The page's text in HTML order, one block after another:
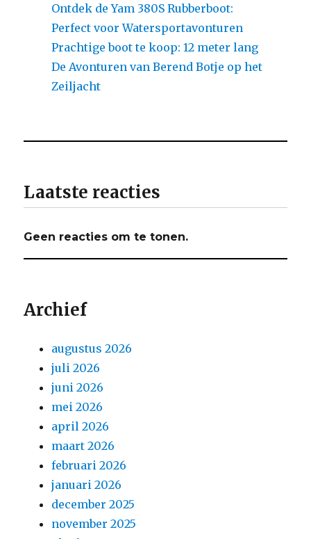
Ontdek de Yam 380S Rubberboot:
Perfect voor Watersportavonturen
Prachtige boot te koop: 12 meter lang
De Avonturen van Berend Botje op het
Zeiljacht
Laatste reacties
Geen reacties om te tonen.
Archief
augustus 2026
juli 2026
juni 2026
mei 2026
april 2026
maart 2026
februari 2026
januari 2026
december 2025
november 2025